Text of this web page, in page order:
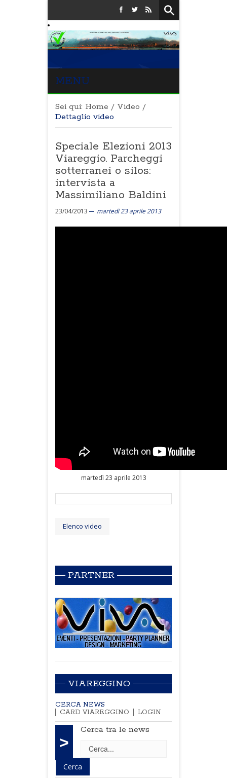
MENU
Sei qui: Home / Video /
Dettaglio video
Speciale Elezioni 2013
Viareggio. Parcheggi
sotterranei o silos:
intervista a
Massimiliano Baldini
23/04/2013 martedì 23 aprile 2013
martedì 23 aprile 2013
Elenco video
PARTNER
VIAREGGINO
CERCA NEWS
CARD VIAREGGINO
LOGIN
>
Cerca tra le news